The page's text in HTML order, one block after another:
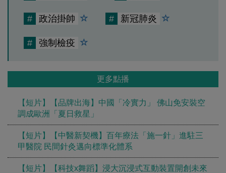
# 政治掛帥 # 新冠肺炎
# 強制檢疫
更多點播
【短片】【品牌出海】中國「冷實力」 佛山免安裝空
調成歐洲「夏日救星」
【短片】【中醫新契機】百年療法「施一針」進駐三
甲醫院 民間針灸邁向標準化體系
【短片】【科技x舞蹈】浸大沉浸式互動裝置開創未來